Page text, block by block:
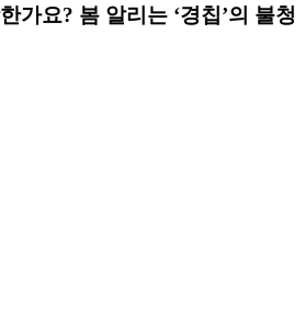
가요? 봄 알리는 ‘경칩’의 불청